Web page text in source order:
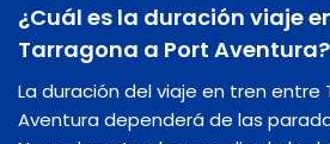
¿Cuál es la duración viaje
Tarragona a Port Aventura?
La duración del viaje en tren entre
Aventura dependerá de las